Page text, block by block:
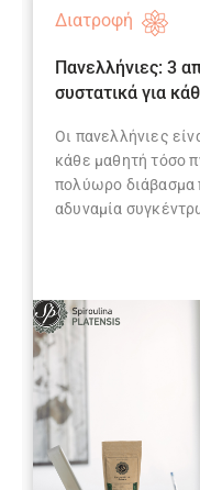
Διατροφή
Πανελλήνιες: 3
συστατικά για
Οι πανελλήνιες
κάθε μαθητή τόσο
πολύωρο διάβασμα
αδυναμία